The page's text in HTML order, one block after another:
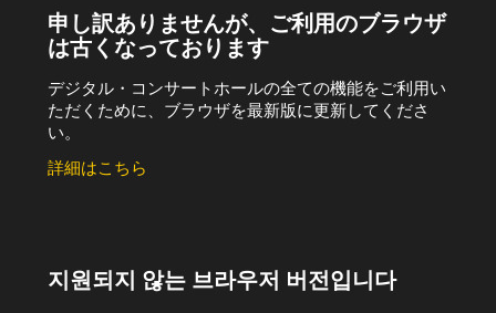
申し訳ありませんが、ご利用のブラウザ
は古くなっております
デジタル・コンサートホールの全ての機能をご利用い
ただくために、ブラウザを最新版に更新してくださ
い。
詳細はこちら
지원되지 않는 브라우저 버전입니다